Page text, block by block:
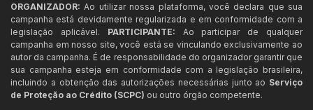
ORGANIZADOR: Ao utilizar nossa plataforma, você declara que sua
campanha está devidamente regularizada e em conformidade com a
legislação aplicável. PARTICIPANTE: Ao participar de qualquer
campanha em nosso site, você está se vinculando exclusivamente ao
autor da campanha. É de responsabilidade do organizador garantir que
sua campanha esteja em conformidade com a legislação brasileira,
incluindo a obtenção das autorizações necessárias junto ao Serviço
de Proteção ao Crédito (SCPC) ou outro órgão competente.